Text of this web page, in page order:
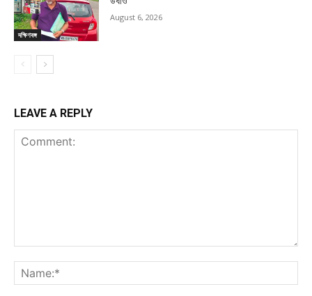
দক্ষিণবঙ্গ
August 6, 2026
LEAVE A REPLY